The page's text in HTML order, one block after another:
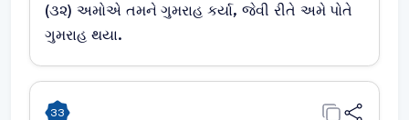
(૩૨) અમોએ તમને ગુમરાહ કર્યા, જેવી રીતે અમે પોતે
ગુમરાહ થયા.
33